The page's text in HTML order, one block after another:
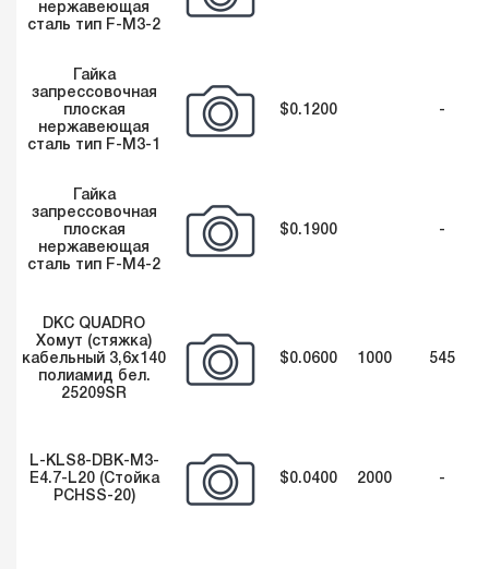
нержавеющая
сталь тип F-М3-2
Гайка
запрессовочная
плоская
нержавеющая
сталь тип F-М3-1
$0.1200 -
Гайка
запрессовочная
плоская
нержавеющая
сталь тип F-М4-2
$0.1900 -
DKC QUADRO
Хомут (стяжка)
кабельный 3,6х140
полиамид бел.
25209SR
$0.0600 1000 545
L-KLS8-DBK-M3-
E4.7-L20 (Стойка
PCHSS-20)
$0.0400 2000 -